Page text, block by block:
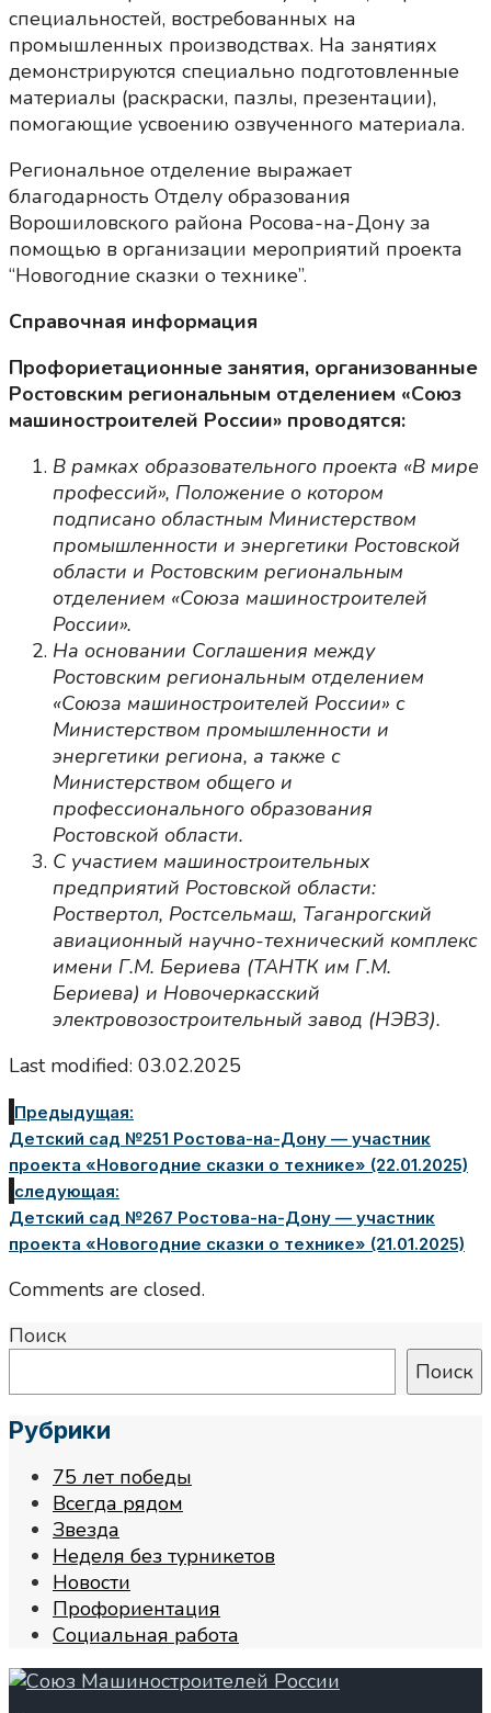
специальностей, востребованных на
промышленных производствах. На занятиях
демонстрируются специально подготовленные
материалы (раскраски, пазлы, презентации),
помогающие усвоению озвученного материала.
Региональное отделение выражает
благодарность Отделу образования
Ворошиловского района Росова-на-Дону за
помощью в организации мероприятий проекта
“Новогодние сказки о технике”.
Справочная информация
Профориетационные занятия, организованные
Ростовским региональным отделением «Союз
машиностроителей России» проводятся:
В рамках образовательного проекта «В мире
профессий», Положение о котором
подписано областным Министерством
промышленности и энергетики Ростовской
области и Ростовским региональным
отделением «Союза машиностроителей
России».
На основании Соглашения между
Ростовским региональным отделением
«Союза машиностроителей России» с
Министерством промышленности и
энергетики региона, а также с
Министерством общего и
профессионального образования
Ростовской области.
С участием машиностроительных
предприятий Ростовской области:
Роствертол, Ростсельмаш, Таганрогский
авиационный научно-технический комплекс
имени Г.М. Бериева (ТАНТК им Г.М.
Бериева) и Новочеркасский
электровозостроительный завод (НЭВЗ).
Last modified: 03.02.2025
Предыдущая:
Детский сад №251 Ростова-на-Дону — участник
проекта «Новогодние сказки о технике» (22.01.2025)
следующая:
Детский сад №267 Ростова-на-Дону — участник
проекта «Новогодние сказки о технике» (21.01.2025)
Comments are closed.
Поиск
Поиск
Рубрики
75 лет победы
Всегда рядом
Звезда
Неделя без турникетов
Новости
Профориентация
Социальная работа